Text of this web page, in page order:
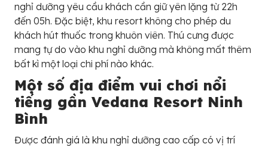
nghỉ dưỡng yêu cầu khách cần giữ yên lặng từ 22h
đến 05h. Đặc biệt, khu resort không cho phép du
khách hút thuốc trong khuôn viên. Thú cưng được
mang tự do vào khu nghỉ dưỡng mà không mất thêm
bất kì một loại chi phí nào khác.
Một số địa điểm vui chơi nổi
tiếng gần Vedana Resort Ninh
Bình
Được đánh giá là khu nghỉ dưỡng cao cấp có vị trí